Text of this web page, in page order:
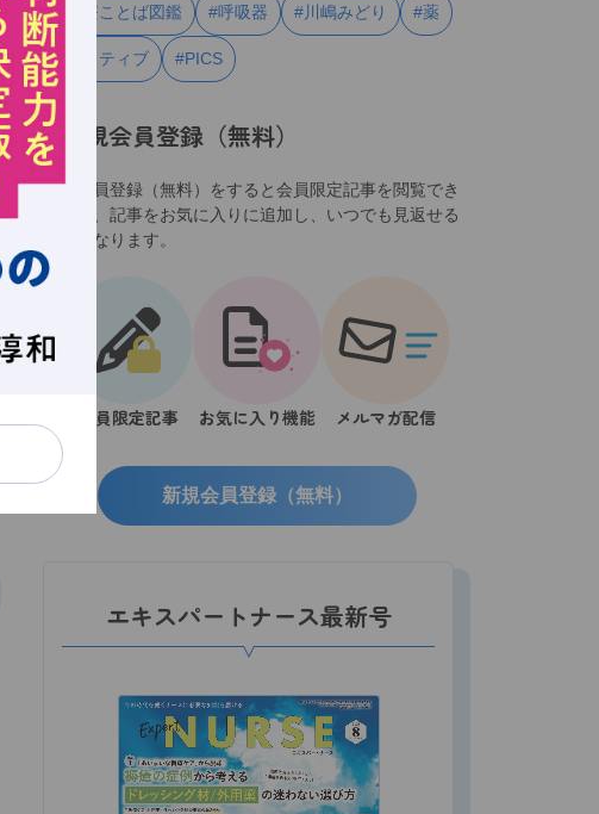
#医療ことば図鑑 #呼吸器 #川嶋みどり #薬
#ナラティブ #PICS
新規会員登録（無料）
新規会員登録（無料）をすると会員限定記事を閲覧でき
るほか、記事をお気に入りに追加し、いつでも見返せる
ようになります。
会員限定記事 お気に入り機能 メルマガ配信
新規会員登録（無料）
エキスパートナース最新号